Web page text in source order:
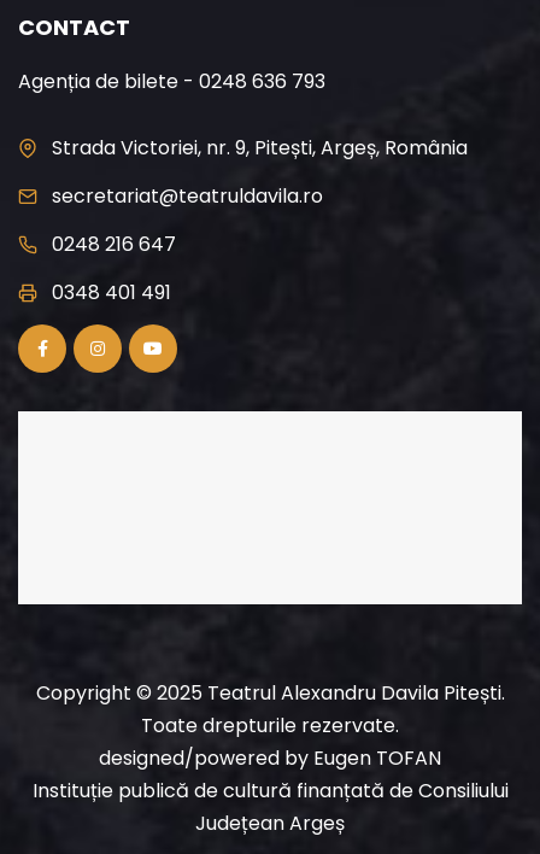
CONTACT
Agenția de bilete - 0248 636 793
Strada Victoriei, nr. 9, Pitești, Argeș, România
secretariat@teatruldavila.ro
0248 216 647
0348 401 491
Copyright © 2025 Teatrul Alexandru Davila Pitești.
Toate drepturile rezervate.
designed/powered by Eugen TOFAN
Instituție publică de cultură finanțată de Consiliului
Județean Argeș